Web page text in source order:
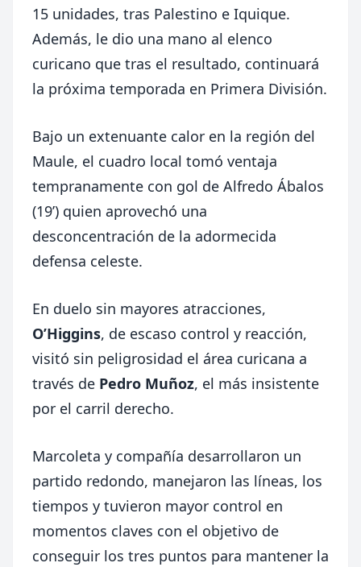
15 unidades, tras Palestino e Iquique.
Además, le dio una mano al elenco
curicano que tras el resultado, continuará
la próxima temporada en Primera División.
Bajo un extenuante calor en la región del
Maule, el cuadro local tomó ventaja
tempranamente con gol de Alfredo Ábalos
(19’) quien aprovechó una
desconcentración de la adormecida
defensa celeste.
En duelo sin mayores atracciones,
O’Higgins, de escaso control y reacción,
visitó sin peligrosidad el área curicana a
través de Pedro Muñoz, el más insistente
por el carril derecho.
Marcoleta y compañía desarrollaron un
partido redondo, manejaron las líneas, los
tiempos y tuvieron mayor control en
momentos claves con el objetivo de
conseguir los tres puntos para mantener la